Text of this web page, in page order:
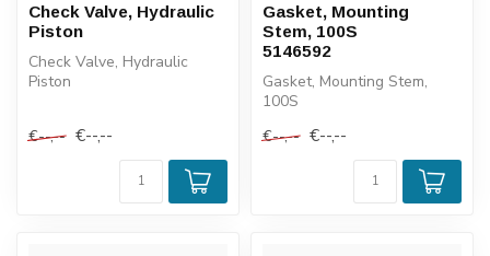
Check Valve, Hydraulic
Piston
Check Valve, Hydraulic
Piston
€--,-- €--,--
Gasket, Mounting
Stem, 100S
5146592
Gasket, Mounting Stem,
100S
€--,-- €--,--